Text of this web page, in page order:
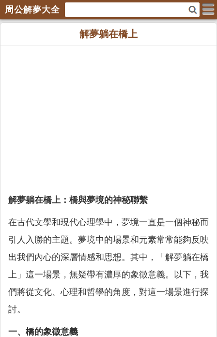
周公解夢大全
解夢躺在橋上
解夢躺在橋上：橋與夢境的神秘聯繫
在古代文學和現代心理學中，夢境一直是一個神秘而
引人入勝的主題。夢境中的場景和元素常常能夠反映
出我們內心的深層情感和思想。其中，「解夢躺在橋
上」這一場景，無疑帶有濃厚的象徵意義。以下，我
們將從文化、心理和哲學的角度，對這一場景進行探
討。
一、橋的象徵意義